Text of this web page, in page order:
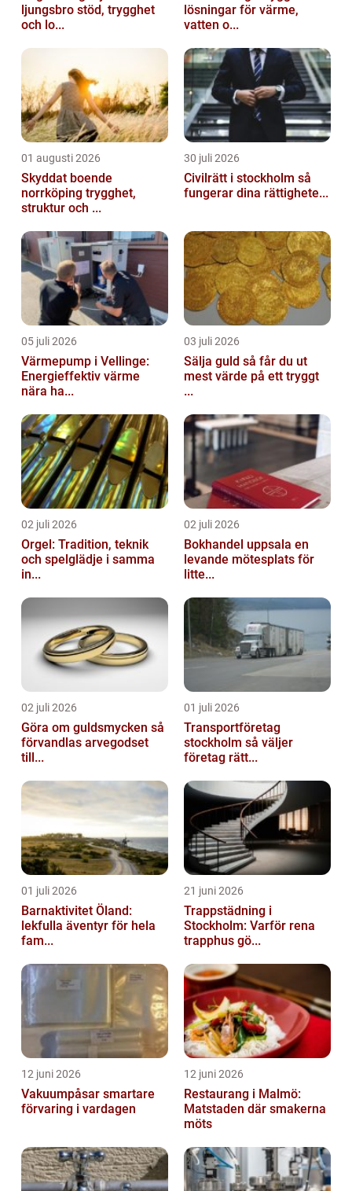
ljungsbro stöd, trygghet
och lo...
lösningar för värme,
vatten o...
01 augusti 2026
Skyddat boende
norrköping trygghet,
struktur och ...
30 juli 2026
Civilrätt i stockholm så
fungerar dina rättighete...
05 juli 2026
Värmepump i Vellinge:
Energieffektiv värme
nära ha...
03 juli 2026
Sälja guld så får du ut
mest värde på ett tryggt
...
02 juli 2026
Orgel: Tradition, teknik
och spelglädje i samma
in...
02 juli 2026
Bokhandel uppsala en
levande mötesplats för
litte...
02 juli 2026
Göra om guldsmycken så
förvandlas arvegodset
till...
01 juli 2026
Transportföretag
stockholm så väljer
företag rätt...
01 juli 2026
Barnaktivitet Öland:
lekfulla äventyr för hela
fam...
21 juni 2026
Trappstädning i
Stockholm: Varför rena
trapphus gö...
12 juni 2026
Vakuumpåsar smartare
förvaring i vardagen
12 juni 2026
Restaurang i Malmö:
Matstaden där smakerna
möts